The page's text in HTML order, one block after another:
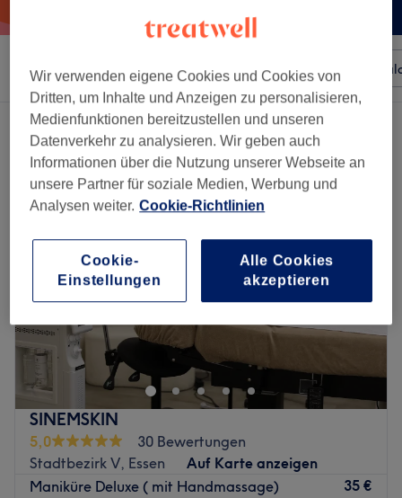
Sortieren nach Beliebiger Preis Besonderheiten
2 Salons die anbieten:
maniküren in der Nähe von Altenessen-Nord, Essen
SINEMSKIN
5,0
30 Bewertungen
Stadtbezirk V, Essen
Auf Karte anzeigen
Maniküre Deluxe ( mit Handmassage)
35 €
Wir verwenden eigene Cookies und Cookies von
Dritten, um Inhalte und Anzeigen zu personalisieren,
Medienfunktionen bereitzustellen und unseren
Datenverkehr zu analysieren. Wir geben auch
Informationen über die Nutzung unserer Webseite an
unsere Partner für soziale Medien, Werbung und
Analysen weiter. Cookie-Richtlinien
Cookie-
Einstellungen
Alle Cookies
akzeptieren